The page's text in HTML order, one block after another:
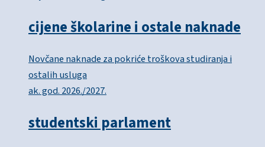
cijene školarine i ostale naknade
Novčane naknade za pokriće troškova studiranja i
ostalih usluga
ak. god. 2026./2027.
studentski parlament